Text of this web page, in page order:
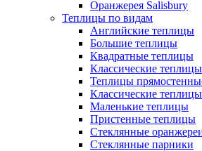
Оранжерея Salisbury
Теплицы по видам
Английские теплицы
Большие теплицы
Квадратные теплицы
Классические теплицы
Теплицы
Классические
Маленькие теплицы
Пристенные теплицы
Стеклянные
Стеклянные парники